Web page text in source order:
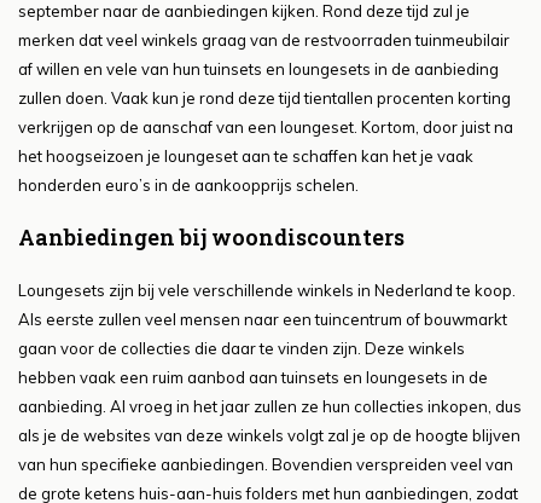
september naar de aanbiedingen kijken. Rond deze tijd zul je
merken dat veel winkels graag van de restvoorraden tuinmeubilair
af willen en vele van hun tuinsets en loungesets in de aanbieding
zullen doen. Vaak kun je rond deze tijd tientallen procenten korting
verkrijgen op de aanschaf van een loungeset. Kortom, door juist na
het hoogseizoen je loungeset aan te schaffen kan het je vaak
honderden euro’s in de aankoopprijs schelen.
Aanbiedingen bij woondiscounters
Loungesets zijn bij vele verschillende winkels in Nederland te koop.
Als eerste zullen veel mensen naar een tuincentrum of bouwmarkt
gaan voor de collecties die daar te vinden zijn. Deze winkels
hebben vaak een ruim aanbod aan tuinsets en loungesets in de
aanbieding. Al vroeg in het jaar zullen ze hun collecties inkopen, dus
als je de websites van deze winkels volgt zal je op de hoogte blijven
van hun specifieke aanbiedingen. Bovendien verspreiden veel van
de grote ketens huis-aan-huis folders met hun aanbiedingen, zodat